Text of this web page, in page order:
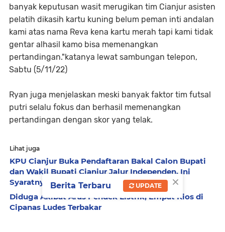
banyak keputusan wasit merugikan tim Cianjur asisten
pelatih dikasih kartu kuning belum peman inti andalan
kami atas nama Reva kena kartu merah tapi kami tidak
gentar alhasil kamo bisa memenangkan
pertandingan."katanya lewat sambungan telepon,
Sabtu (5/11/22)
Ryan juga menjelaskan meski banyak faktor tim futsal
putri selalu fokus dan berhasil memenangkan
pertandingan dengan skor yang telak.
Lihat juga
KPU Cianjur Buka Pendaftaran Bakal Calon Bupati
dan Wakil Bupati Cianjur Jalur Independen, Ini
Syaratnya
Diduga Akibat Arus Pendek Listrik, Empat Kios di
Cipanas Ludes Terbakar
×
Berita Terbaru UPDATE